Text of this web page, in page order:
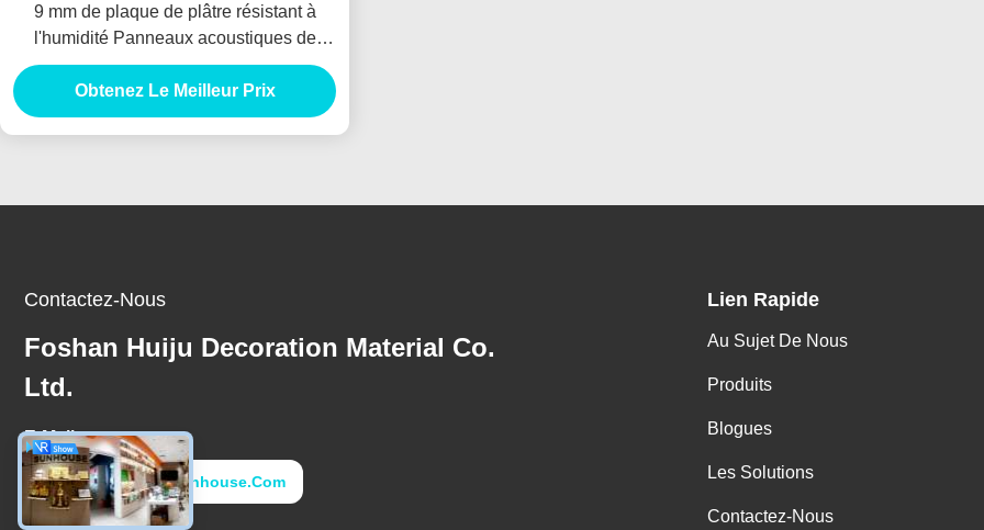
9 mm de plaque de plâtre résistant à
l'humidité Panneaux acoustiques de
plâtre légers certifiés ISO
Obtenez Le Meilleur Prix
Contactez-Nous
Foshan Huiju Decoration Material Co.
Ltd.
E-Mail
Ryanho@fs-Sunhouse.com
Lien Rapide
Au Sujet De Nous
Produits
Blogues
Les Solutions
Contactez-Nous